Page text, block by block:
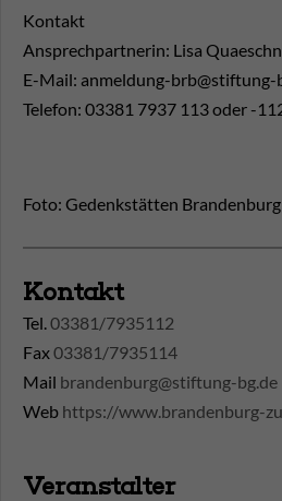
Kontakt
Ansprechpartnerin: Lisa
E-Mail: anmeldung-brb@stiftung-
Telefon: 03381 7937 113 oder -
Foto: Gedenkstätten
Kontakt
Tel.03381/7935112
Fax03381/7935114
Mail brandenburg@stiftung-bg.de
Web https://www.brandenburg-
Veranstalter